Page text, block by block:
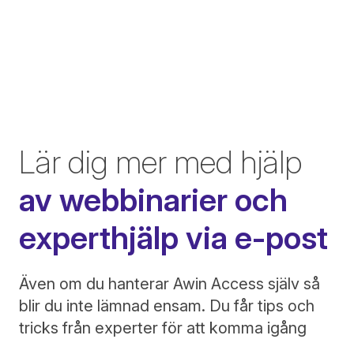
Lär dig mer med hjälp
av webbinarier och
experthjälp via e-post
Även om du hanterar Awin Access själv så
blir du inte lämnad ensam. Du får tips och
tricks från experter för att komma igång